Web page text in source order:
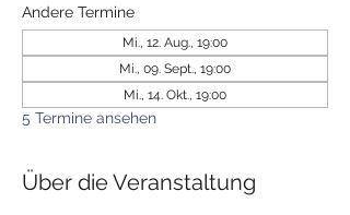
Andere Termine
Mi., 12. Aug., 19:00
Mi., 09. Sept., 19:00
Mi., 14. Okt., 19:00
5 Termine ansehen
Über die Veranstaltung